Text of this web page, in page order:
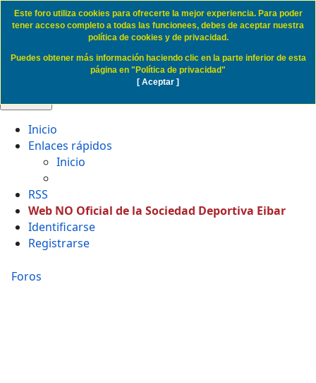
Politica de Cookies SD Eibar
Inicio
Enlaces rápidos
Inicio
RSS
Web NO Oficial de la Sociedad Deportiva Eibar
Identificarse
Registrarse
Foros
Este foro utiliza cookies para ofrecerte la mejor experiencia. Para poder
tener acceso completo a todas las funcionees, debes de aceptar nuestra
política de cookies y de privacidad.
Puedes obtener más información haciendo clic en la parte inferior de esta
página en "Política de privacidad"
[ Aceptar ]